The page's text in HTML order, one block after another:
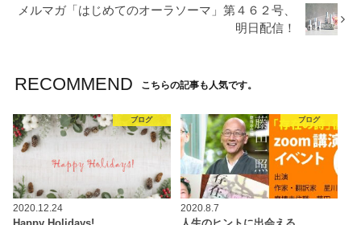
メルマガ「はじめてのオーラソーマ」第４６２号、
明日配信！
RECOMMEND こちらの記事も人気です。
ブログ
2020.12.24
ブログ
2020.8.7